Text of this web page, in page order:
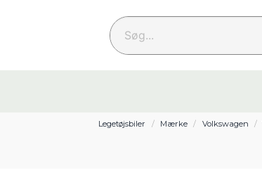
Søg...
Legetøjsbiler Mærke Volkswagen